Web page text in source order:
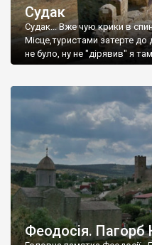
Судак
Судак... Вже чую крики в
Місце,туристами затерте
не було, ну не "дірявив" я
Феодосія. Пагорб